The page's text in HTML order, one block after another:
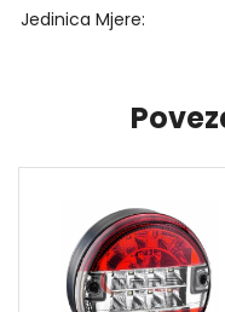
Jedinica Mjere